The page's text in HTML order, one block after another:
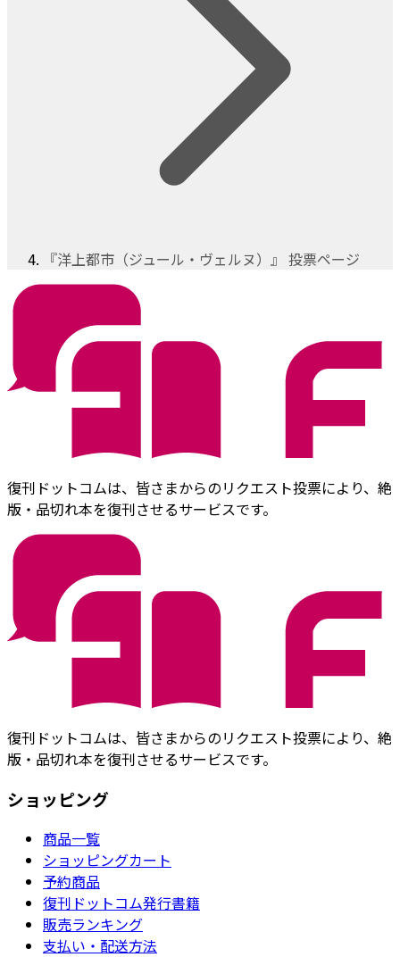
『洋上都市（ジュール・ヴェルヌ）』 投票ページ
復刊ドットコムは、皆さまからのリクエスト投票により、絶
版・品切れ本を復刊させるサービスです。
復刊ドットコムは、皆さまからのリクエスト投票により、絶
版・品切れ本を復刊させるサービスです。
ショッピング
商品一覧
ショッピングカート
予約商品
復刊ドットコム発行書籍
販売ランキング
支払い・配送方法